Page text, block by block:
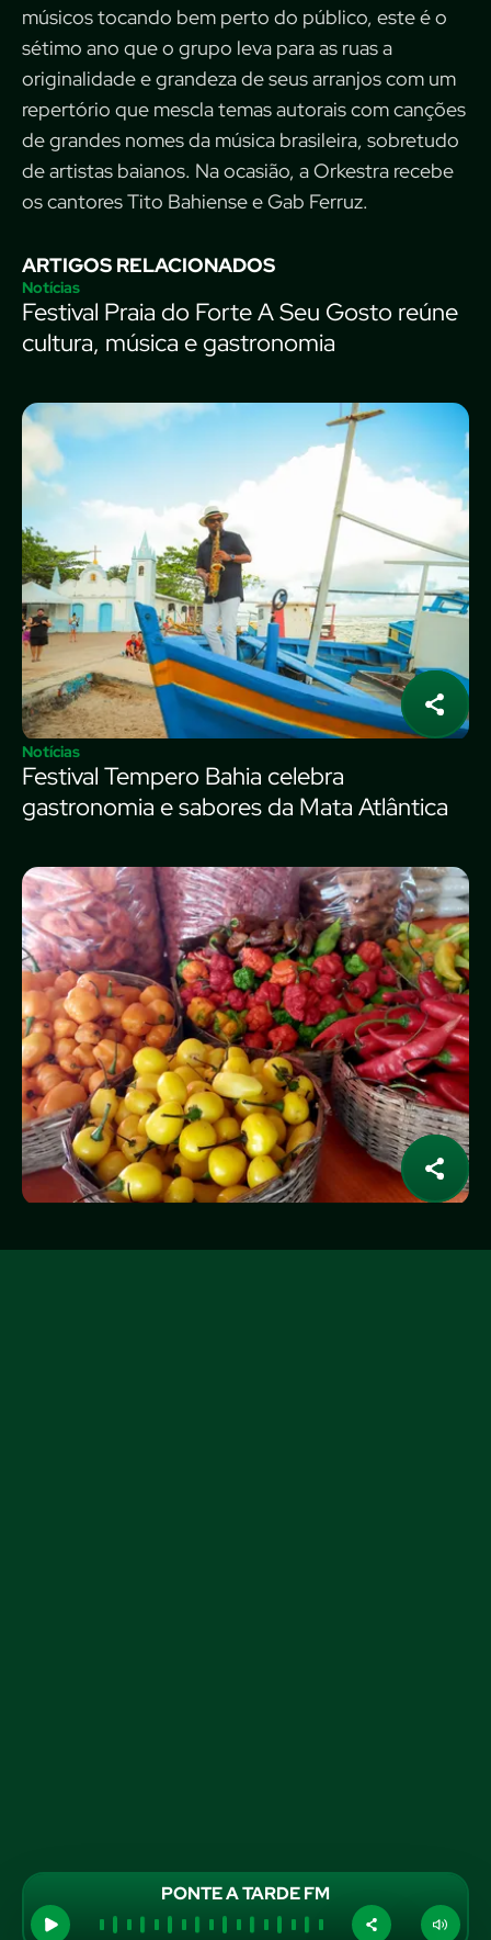
PONTE A TARDE FM
músicos tocando bem perto do público, este é o
sétimo ano que o grupo leva para as ruas a
originalidade e grandeza de seus arranjos com um
repertório que mescla temas autorais com canções
de grandes nomes da música brasileira, sobretudo
de artistas baianos. Na ocasião, a Orkestra recebe
os cantores Tito Bahiense e Gab Ferruz.
ARTIGOS RELACIONADOS
Notícias
Festival Praia do Forte A Seu Gosto reúne
cultura, música e gastronomia
Notícias
Festival Tempero Bahia celebra
gastronomia e sabores da Mata Atlântica